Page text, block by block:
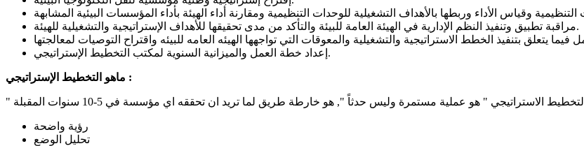
مراقبة تطبيق وتنفيذ النظم الإدارية في الهيئة العامة للبيئة والتأكد من مدى تحقيقها للأهداف الإستراتيجية والتشغيلية للهيئة.
إعداد خطة العمل والميزانية السنوية لمكتب التخطيط الإستراتيجي.
ماهو التخطيط الإستراتيجي :
" التخطيط الاستراتيجي " هو عملية مستمرة وليس حدثاً ", هو خارطة طريق لما تريد ان تحققه اي مؤسسة في 5-10 سنوات المقبلة
رؤية واضحة
تحليل الوضع